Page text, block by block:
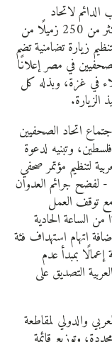
الدائم لاتحاد
الصحفيين العرب، وكذلك طلبات أكثر من 250 زميلًا من
زيارة تضامنية تضم
في مصر إعلانًا
في غزة، وبذله كل
الزيارة.
اتحاد الصحفيين
وتبنيه لدعوة
لتنظيم مؤتمر صحفي
- لفضح جرائم العدوان
توقف العمل
الساعة الحادية
اتهام استهداف فئة
إعمالًا بمبدأ عدم
التصديق على
والدولي لمقاطعة